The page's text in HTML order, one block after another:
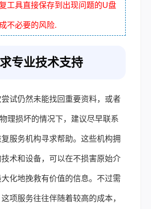
工具直接保存到出现问题的U盘
不必要的风险.
专业技术支持
试仍然未能找回重要资料，或者
理损坏的情况下，建议尽早联系
服务机构寻求帮助。这些机构拥
术和设备，可以在不损害原始介
化地挽救有价值的信息。不过需
项服务往往伴随着较高的成本，